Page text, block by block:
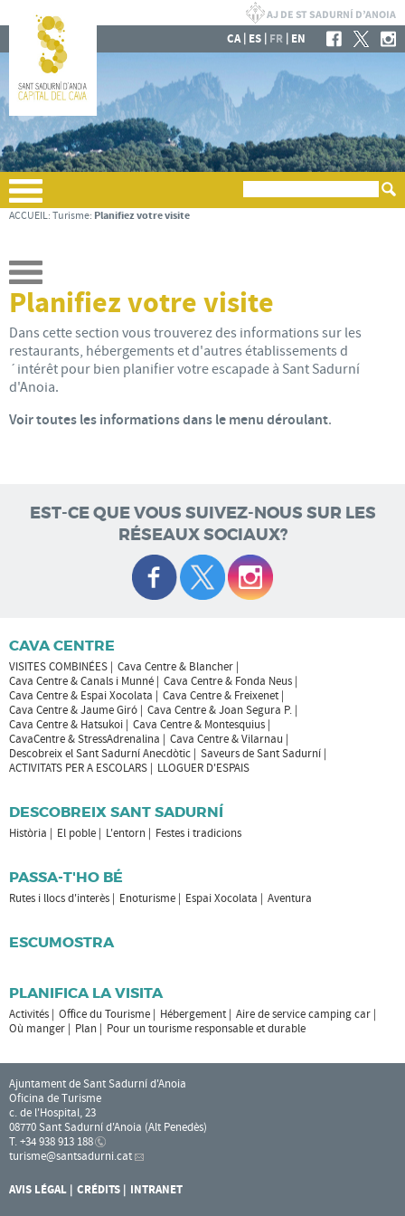
CA| ES | FR | EN
ACCUEIL: Turisme: Planifiez votre visite
Planifiez votre visite
Dans cette section vous trouverez des informations sur les
restaurants, hébergements et d'autres établissements d
´intérêt pour bien planifier votre escapade à Sant Sadurní
d'Anoia.
Voir toutes les informations dans le menu déroulant.
EST-CE QUE VOUS SUIVEZ-NOUS SUR LES
RÉSEAUX SOCIAUX?
CAVA CENTRE
VISITES COMBINÉES
Cava Centre & Blancher
Cava Centre & Canals i Munné
Cava Centre & Fonda Neus
Cava Centre & Espai Xocolata
Cava Centre & Freixenet
Cava Centre & Jaume Giró
Cava Centre & Joan Segura P.
Cava Centre & Hatsukoi
Cava Centre & Montesquius
CavaCentre & StressAdrenalina
Cava Centre & Vilarnau
Descobreix el Sant Sadurní Anecdòtic
Saveurs de Sant Sadurní
ACTIVITATS PER A ESCOLARS
LLOGUER D'ESPAIS
DESCOBREIX SANT SADURNÍ
Història El poble L'entorn Festes i tradicions
PASSA-T'HO BÉ
Rutes i llocs d'interès Enoturisme Espai Xocolata Aventura
ESCUMOSTRA
PLANIFICA LA VISITA
Activités Office du Tourisme Hébergement
Aire de service camping car
Où manger
Plan Pour un tourisme responsable et durable
Ajuntament de Sant Sadurní d'Anoia
Oficina de Turisme
c. de l'Hospital, 23
08770 Sant Sadurní d'Anoia (Alt Penedès)
T. +34 938 913 188
turisme@santsadurni.cat
AVIS LÉGAL CRÉDITS INTRANET